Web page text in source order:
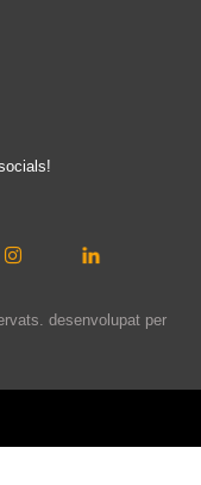
desenvolupat per